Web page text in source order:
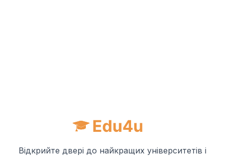
Відкрийте двері до найкращих університетів і